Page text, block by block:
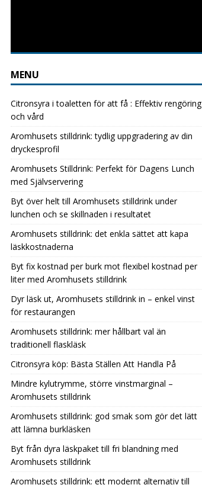
MENU
Citronsyra i toaletten för att få : Effektiv rengöring
och vård
Aromhusets stilldrink: tydlig uppgradering av din
dryckesprofil
Aromhusets Stilldrink: Perfekt för Dagens Lunch
med Självservering
Byt över helt till Aromhusets stilldrink under
lunchen och se skillnaden i resultatet
Aromhusets stilldrink: det enkla sättet att kapa
läskkostnaderna
Byt fix kostnad per burk mot flexibel kostnad per
liter med Aromhusets stilldrink
Dyr läsk ut, Aromhusets stilldrink in – enkel vinst
för restaurangen
Aromhusets stilldrink: mer hållbart val än
traditionell flaskläsk
Citronsyra köp: Bästa Ställen Att Handla På
Mindre kylutrymme, större vinstmarginal –
Aromhusets stilldrink
Aromhusets stilldrink: god smak som gör det lätt
att lämna burkläsken
Byt från dyra läskpaket till fri blandning med
Aromhusets stilldrink
Aromhusets stilldrink: ett modernt alternativ till